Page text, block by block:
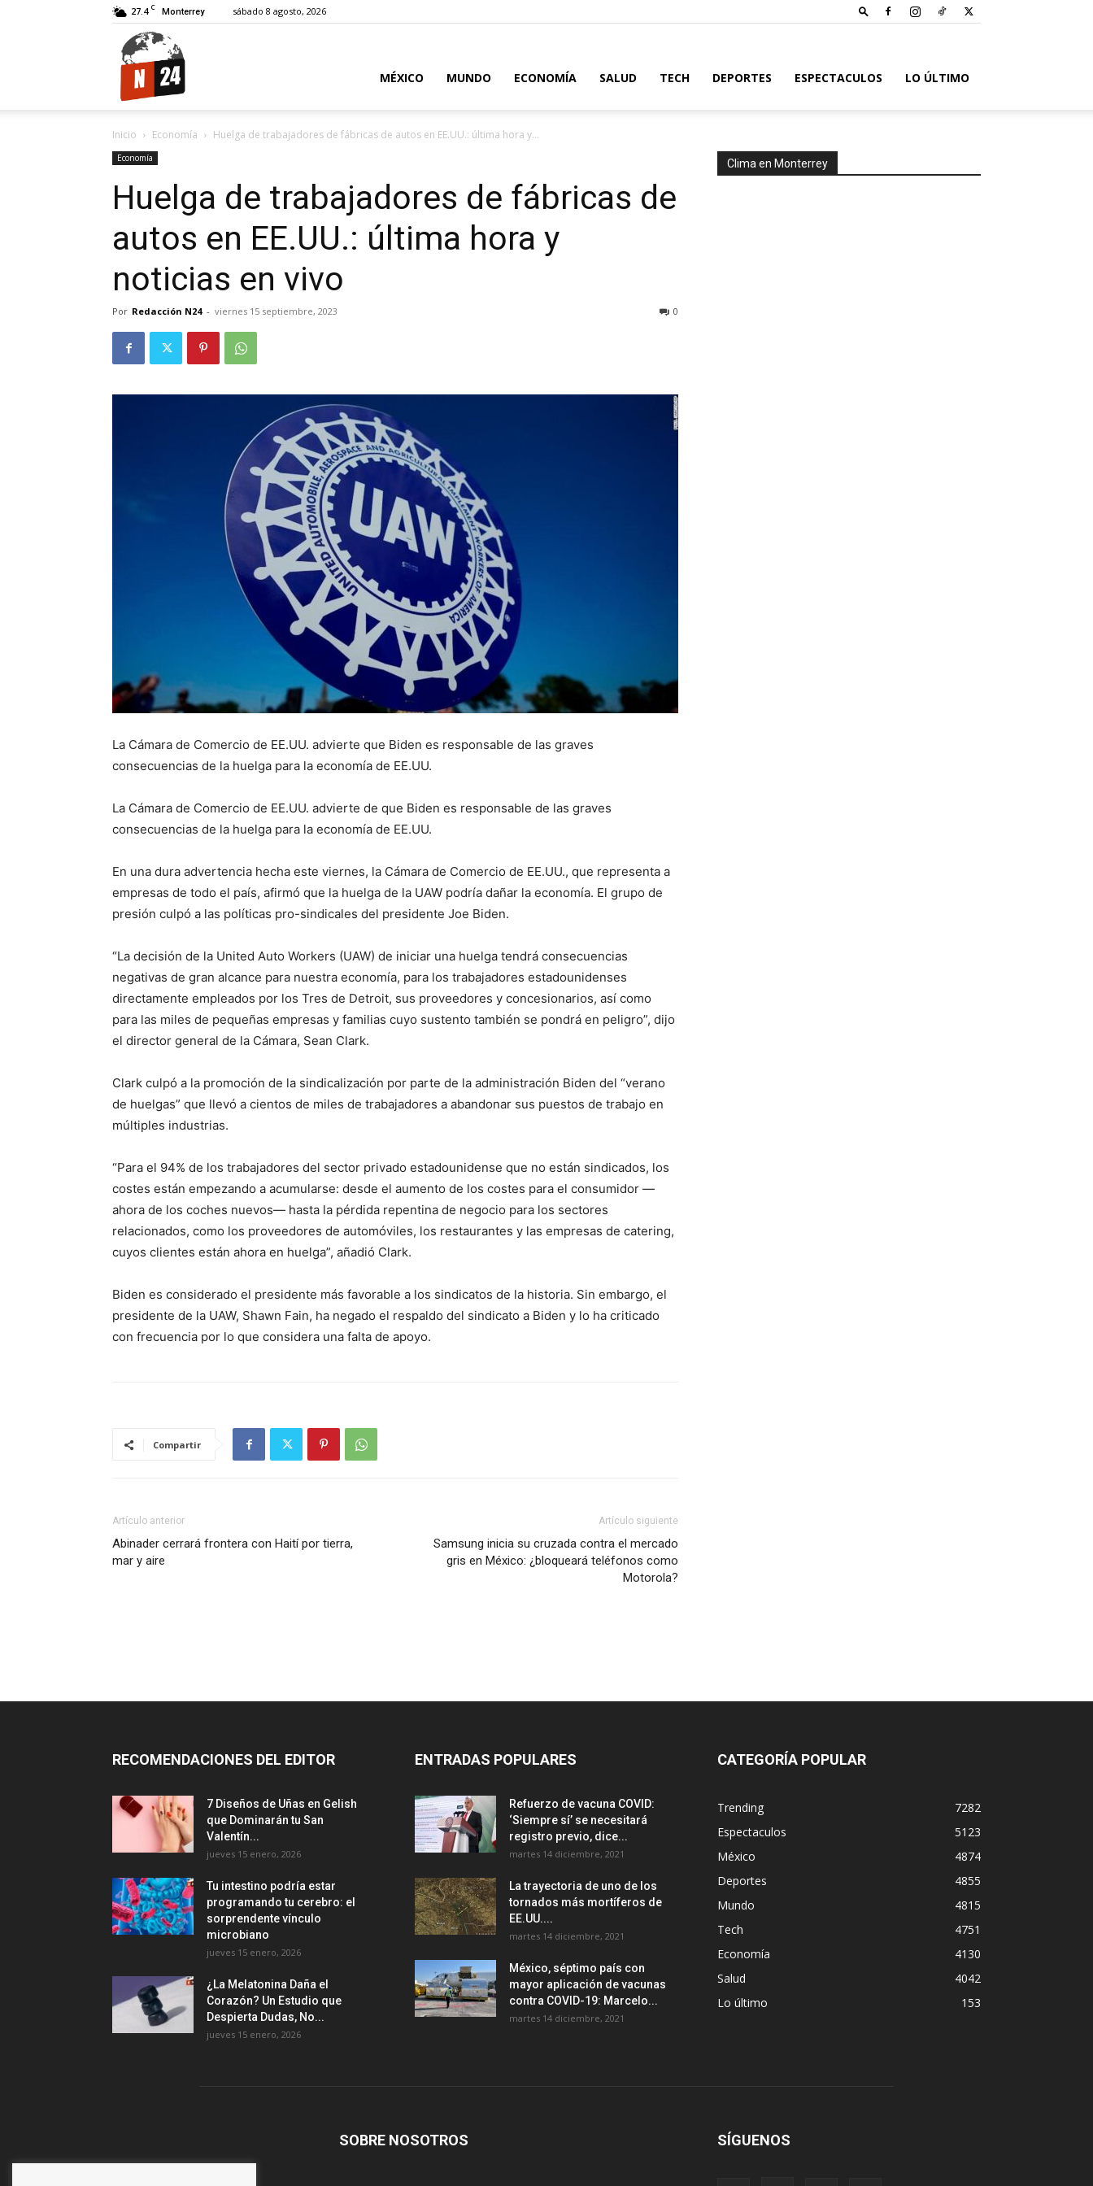
27.4 C Monterrey sábado 8 agosto, 2026
MÉXICO MUNDO ECONOMÍA SALUD TECH DEPORTES ESPECTACULOS LO ÚLTIMO
Inicio Economía Huelga de trabajadores de fábricas de autos en EE.UU.: última hora y...
Economía
Huelga de trabajadores de fábricas de
autos en EE.UU.: última hora y
noticias en vivo
Por Redacción N24 - viernes 15 septiembre, 2023 0
La Cámara de Comercio de EE.UU. advierte que Biden es responsable de las graves
consecuencias de la huelga para la economía de EE.UU.
La Cámara de Comercio de EE.UU. advierte de que Biden es responsable de las graves
consecuencias de la huelga para la economía de EE.UU.
En una dura advertencia hecha este viernes, la Cámara de Comercio de EE.UU., que representa a
empresas de todo el país, afirmó que la huelga de la UAW podría dañar la economía. El grupo de
presión culpó a las políticas pro-sindicales del presidente Joe Biden.
“La decisión de la United Auto Workers (UAW) de iniciar una huelga tendrá consecuencias
negativas de gran alcance para nuestra economía, para los trabajadores estadounidenses
directamente empleados por los Tres de Detroit, sus proveedores y concesionarios, así como
para las miles de pequeñas empresas y familias cuyo sustento también se pondrá en peligro”, dijo
el director general de la Cámara, Sean Clark.
Clark culpó a la promoción de la sindicalización por parte de la administración Biden del “verano
de huelgas” que llevó a cientos de miles de trabajadores a abandonar sus puestos de trabajo en
múltiples industrias.
“Para el 94% de los trabajadores del sector privado estadounidense que no están sindicados, los
costes están empezando a acumularse: desde el aumento de los costes para el consumidor —
ahora de los coches nuevos— hasta la pérdida repentina de negocio para los sectores
relacionados, como los proveedores de automóviles, los restaurantes y las empresas de catering,
cuyos clientes están ahora en huelga”, añadió Clark.
Biden es considerado el presidente más favorable a los sindicatos de la historia. Sin embargo, el
presidente de la UAW, Shawn Fain, ha negado el respaldo del sindicato a Biden y lo ha criticado
con frecuencia por lo que considera una falta de apoyo.
Compartir
Artículo anterior
Abinader cerrará frontera con Haití por tierra,
mar y aire
Artículo siguiente
Samsung inicia su cruzada contra el mercado
gris en México: ¿bloqueará teléfonos como
Motorola?
Clima en Monterrey
RECOMENDACIONES DEL EDITOR
7 Diseños de Uñas en Gelish
que Dominarán tu San
Valentín...
jueves 15 enero, 2026
Tu intestino podría estar
programando tu cerebro: el
sorprendente vínculo
microbiano
jueves 15 enero, 2026
¿La Melatonina Daña el
Corazón? Un Estudio que
Despierta Dudas, No...
jueves 15 enero, 2026
ENTRADAS POPULARES
Refuerzo de vacuna COVID:
‘Siempre sí’ se necesitará
registro previo, dice...
martes 14 diciembre, 2021
La trayectoria de uno de los
tornados más mortíferos de
EE.UU....
martes 14 diciembre, 2021
México, séptimo país con
mayor aplicación de vacunas
contra COVID-19: Marcelo...
martes 14 diciembre, 2021
CATEGORÍA POPULAR
Trending
7282
Espectaculos
5123
México
4874
Deportes
4855
Mundo
4815
Tech
4751
Economía
4130
Salud
4042
Lo último
153
SOBRE NOSOTROS SÍGUENOS